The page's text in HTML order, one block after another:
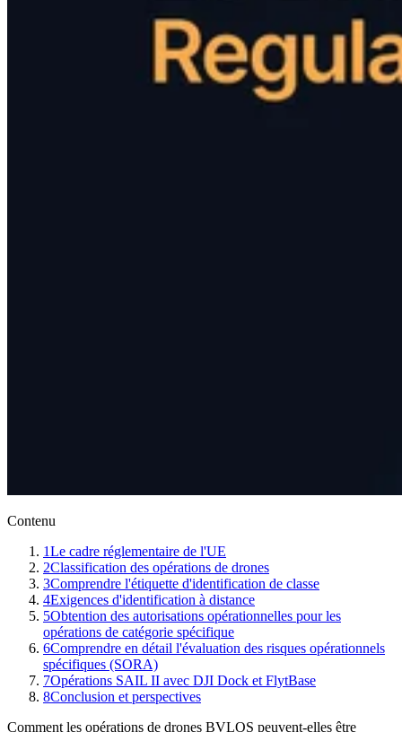
Contenu
1Le cadre réglementaire de l'UE
2Classification des opérations de drones
3Comprendre l'étiquette d'identification de classe
4Exigences d'identification à distance
5Obtention des autorisations opérationnelles pour les
opérations de catégorie spécifique
6Comprendre en détail l'évaluation des risques opérationnels
spécifiques (SORA)
7Opérations SAIL II avec DJI Dock et FlytBase
8Conclusion et perspectives
Comment les opérations de drones BVLOS peuvent-elles être